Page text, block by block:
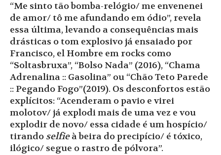
“Me sinto tão bomba-relógio/ me envenenei
de amor/ tô me afundando em ódio”, revela
essa última, levando a consequências mais
drásticas o tom explosivo já ensaiado por
Francisco, el Hombre em rocks como
“Soltasbruxa”, “Bolso Nada” (2016), “Chama
Adrenalina :: Gasolina” ou “Chão Teto Parede
:: Pegando Fogo”(2019). Os desconfortos estão
explícitos: “Acenderam o pavio e virei
molotov/ já explodi mais de uma vez e vou
explodir de novo/ essa cidade é um hospício/
tirando selfieà beira do precipício/ é tóxico,
ilógico/ segue o rastro de pólvora”.